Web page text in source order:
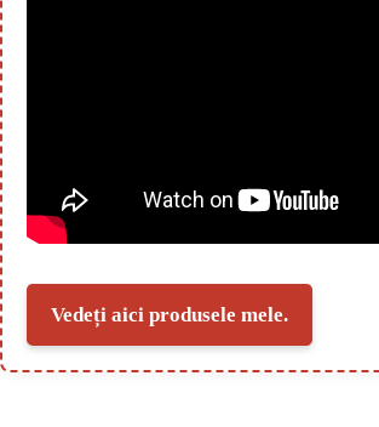
Vedeți aici produsele mele.